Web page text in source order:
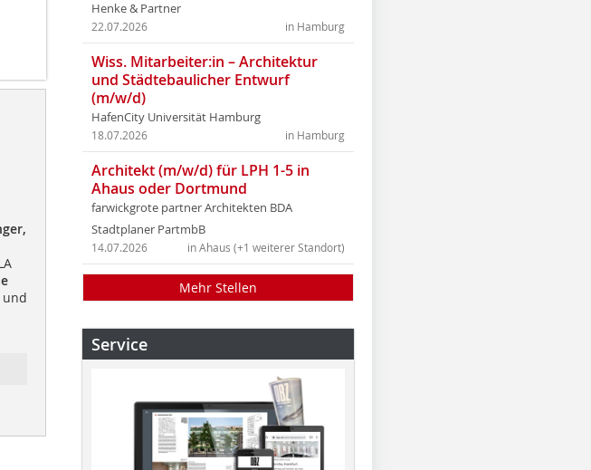
und
Henke & Partner
in Hamburg
22.07.2026
Wiss. Mitarbeiter:in – Architektur
und Städtebaulicher Entwurf
(m/w/d)
HafenCity Universität Hamburg
in Hamburg
18.07.2026
Architekt (m/w/d) für LPH 1-5 in
Ahaus oder Dortmund
farwickgrote partner Architekten BDA
Stadtplaner PartmbB
in Ahaus (+1 weiterer Standort)
14.07.2026
Mehr Stellen
Service